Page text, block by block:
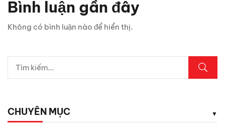
Bình luận gần đây
Không có bình luận nào để hiển thị.
CHUYÊN MỤC